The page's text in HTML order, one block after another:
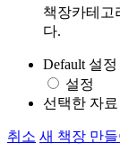
책장카테고
다.
Default 설정
설정
선택한 자료
취소 새 책장 만들